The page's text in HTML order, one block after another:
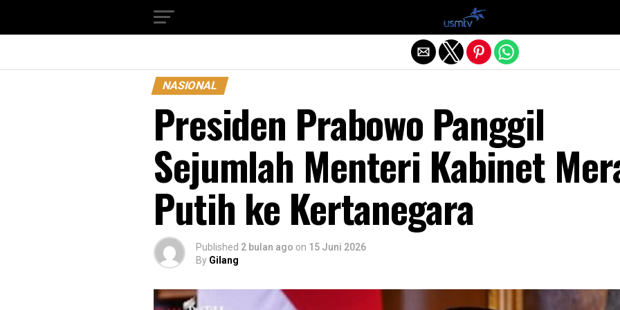
NASIONAL
Presiden Prabowo Panggil
Sejumlah Menteri Kabinet
Putih ke Kertanegara
Published 2 bulan ago on 15 Juni 2026
By Gilang
Exit mobile version